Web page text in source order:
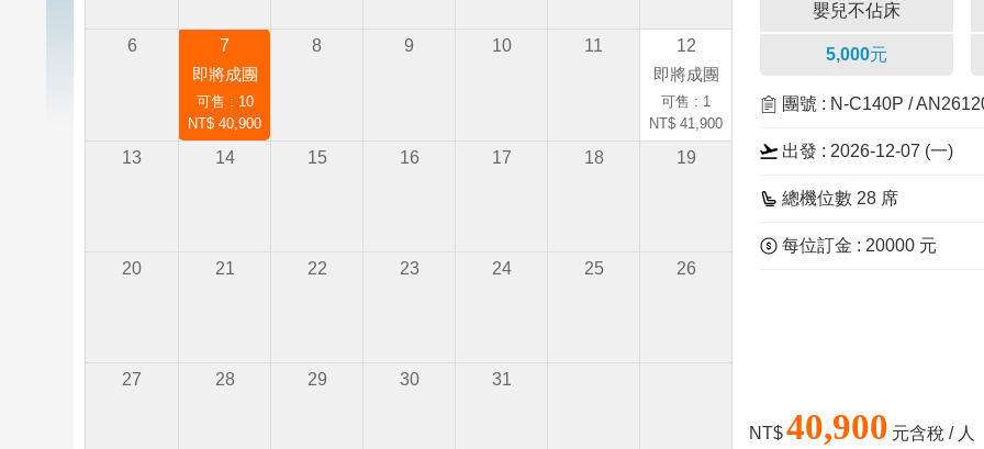
6
7
即將成團
可售 : 10
NT$ 40,900
8 9 10 11
12
即將成團
可售 : 1
NT$ 41,900
13 14 15 16 17 18 19
20 21 22 23 24 25 26
27 28 29 30 31
嬰兒不佔床
5,000元
團號 : N-C140P /
出發 : 2026-12-07 (一)
總機位數 28 席
每位訂金 : 20000 元
NT$40,900 元含稅 / 人